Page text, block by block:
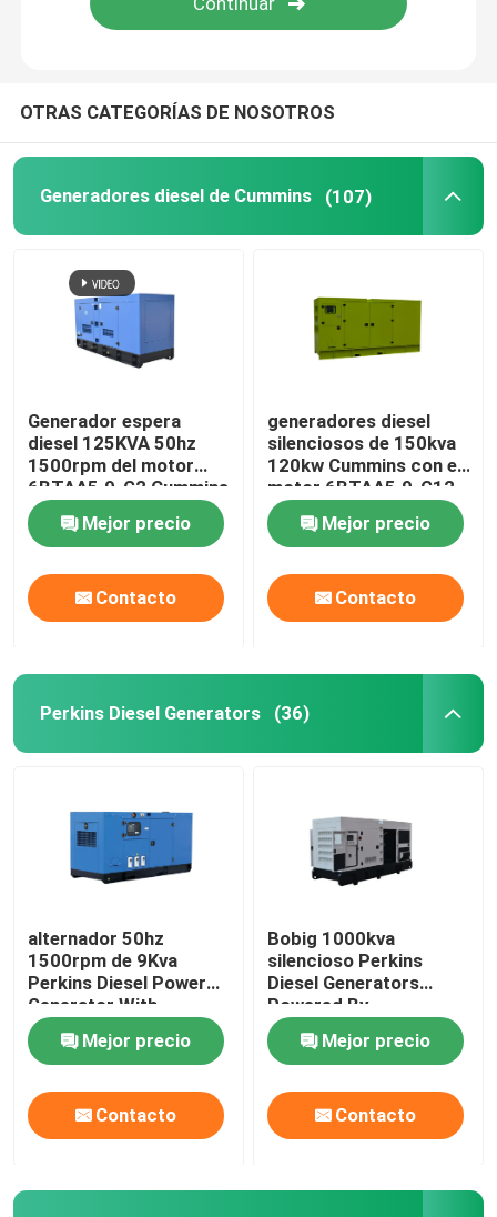
Generador diesel del remolque
OTRAS CATEGORÍAS DE NOSOTROS
Generadores diesel de Cummins (107)
Generador espera
diesel 125KVA 50hz
1500rpm del motor
6BTAA5.9-G2 Cummins
Mejor precio
Contacto
generadores diesel
silenciosos de 150kva
120kw Cummins con el
motor 6BTAA5.9-G12
Mejor precio
Contacto
Perkins Diesel Generators (36)
alternador 50hz
1500rpm de 9Kva
Perkins Diesel Power
Generator With
Stamford
Mejor precio
Contacto
Bobig 1000kva
silencioso Perkins
Diesel Generators
Powered By
4008TAG2A
Mejor precio
Contacto